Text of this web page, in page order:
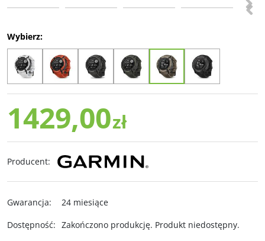
<
Wybierz:
1429,00zł
Producent:
Gwarancja:
24 miesiące
Dostępność: Zakończono produkcję. Produkt niedostępny.